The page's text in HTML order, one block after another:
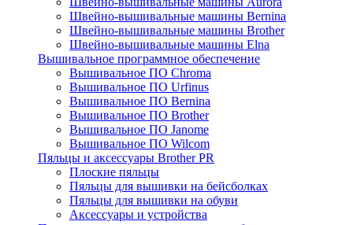
Швейно-вышивальные машины Bernina
Швейно-вышивальные машины Brother
Швейно-вышивальные машины Elna
Вышивальное программное обеспечение
Вышивальное ПО Chroma
Вышивальное ПО Urfinus
Вышивальное ПО Bernina
Вышивальное ПО Brother
Вышивальное ПО Janome
Вышивальное ПО Wilcom
Пяльцы и аксессуары Brother PR
Плоские пяльцы
Пяльцы для вышивки на бейсболках
Пяльцы для вышивки на обуви
Аксессуары и устройства